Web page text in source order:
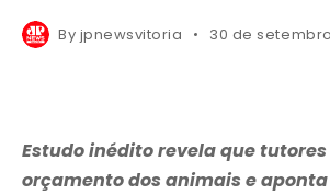
By jpnewsvitoria 30 de
Estudo inédito revela que
orçamento dos animais e aponta